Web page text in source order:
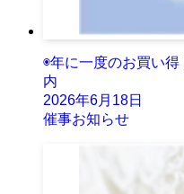
◉年に一度のお買い
内
2026年6月18日
催事お知らせ